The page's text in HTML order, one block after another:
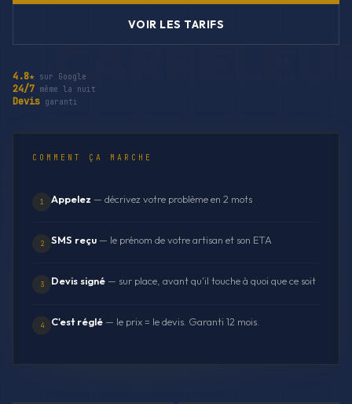
VOIR LES TARIFS
4.8★ sur Google
24/7 même la nuit
Devis garanti
COMMENT ÇA MARCHE
1 Appelez — décrivez votre problème en 2 mots
2 SMS reçu — le prénom de votre artisan et son ETA
3 Devis signé — sur place, avant qu'il touche à quoi que ce soit
4 C'est réglé — le prix = le devis. Garanti 12 mois.